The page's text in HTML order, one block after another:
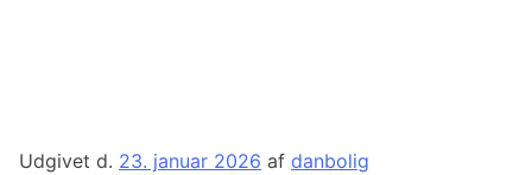
Udgivet d. 23. januar 2026 af danbolig